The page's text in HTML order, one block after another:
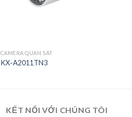
CAMERA QUAN SÁT
KX-A2011TN3
KẾT NỐI VỚI CHÚNG TÔI